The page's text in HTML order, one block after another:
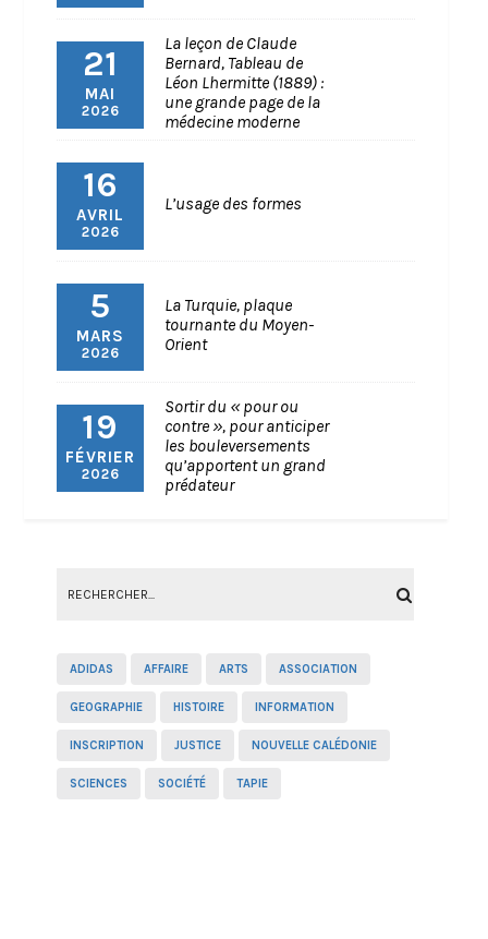
21
MAI
2026
La leçon de Claude
Bernard, Tableau de
Léon Lhermitte (1889) :
une grande page de la
médecine moderne
16
AVRIL
2026
L’usage des formes
5
MARS
2026
La Turquie, plaque
tournante du Moyen-
Orient
19
FÉVRIER
2026
Sortir du « pour ou
contre », pour anticiper
les bouleversements
qu’apportent un grand
prédateur
ADIDAS AFFAIRE ARTS ASSOCIATION
GEOGRAPHIE HISTOIRE INFORMATION
INSCRIPTION JUSTICE NOUVELLE CALÉDONIE
SCIENCES SOCIÉTÉ TAPIE